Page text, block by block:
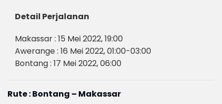
Detail Perjalanan
Makassar : 15 Mei 2022, 19:00
Awerange : 16 Mei 2022, 01:00-03:00
Bontang : 17 Mei 2022, 06:00
Rute : Bontang – Makassar